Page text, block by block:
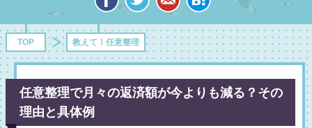
TOP 教えて！任意整理
任意整理で月々の返済額が今よりも減る？その
理由と具体例